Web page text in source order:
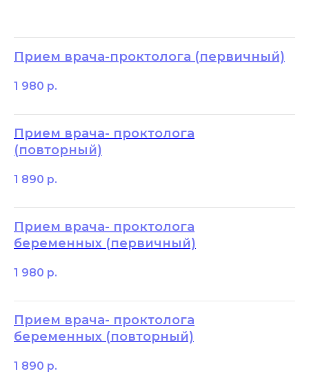
Прием врача-проктолога (первичный)
1 980 р.
Прием врача- проктолога
(повторный)
1 890 р.
Прием врача- проктолога
беременных (первичный)
1 980 р.
Прием врача- проктолога
беременных (повторный)
1 890 р.